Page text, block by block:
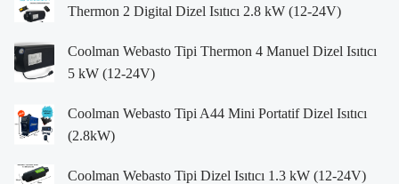
Thermon 2 Digital Dizel Isıtıcı 2.8 kW (12-24V)
Coolman Webasto Tipi Thermon 4 Manuel Dizel Isıtıcı
5 kW (12-24V)
Coolman Webasto Tipi A44 Mini Portatif Dizel Isıtıcı
(2.8kW)
Coolman Webasto Tipi Dizel Isıtıcı 1.3 kW (12-24V)